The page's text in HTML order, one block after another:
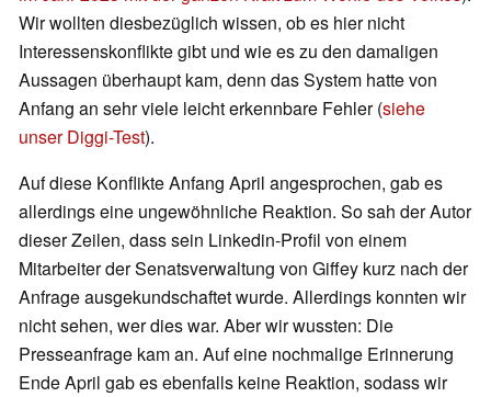
Wir wollten diesbezüglich wissen, ob es hier nicht
Interessenskonflikte gibt und wie es zu den damaligen
Aussagen überhaupt kam, denn das System hatte von
Anfang an sehr viele leicht erkennbare Fehler (siehe
unser Diggi-Test).
Auf diese Konflikte Anfang April angesprochen, gab es
allerdings eine ungewöhnliche Reaktion. So sah der Autor
dieser Zeilen, dass sein Linkedin-Profil von einem
Mitarbeiter der Senatsverwaltung von Giffey kurz nach der
Anfrage ausgekundschaftet wurde. Allerdings konnten wir
nicht sehen, wer dies war. Aber wir wussten: Die
Presseanfrage kam an. Auf eine nochmalige Erinnerung
Ende April gab es ebenfalls keine Reaktion, sodass wir